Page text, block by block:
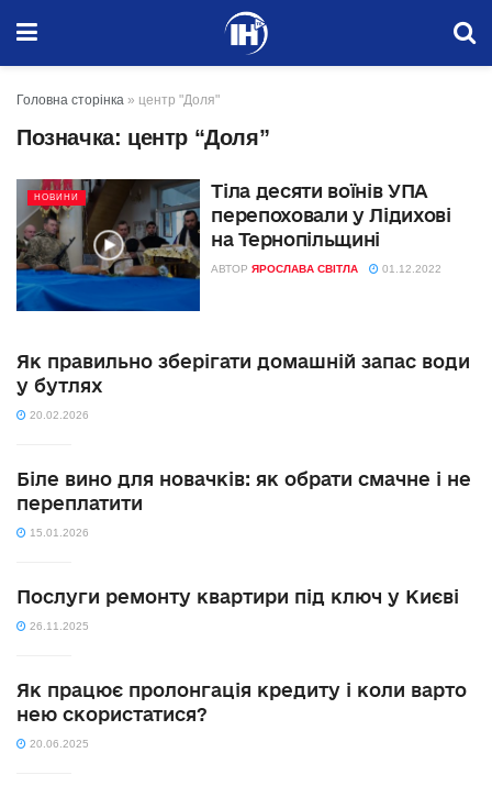
Головна сторінка » центр "Доля"
Позначка: центр “Доля”
НОВИНИ
Тіла десяти воїнів УПА
перепоховали у Лідихові
на Тернопільщині
АВТОР ЯРОСЛАВА СВІТЛА 01.12.2022
Як правильно зберігати домашній запас води
у бутлях
20.02.2026
Біле вино для новачків: як обрати смачне і не
переплатити
15.01.2026
Послуги ремонту квартири під ключ у Києві
26.11.2025
Як працює пролонгація кредиту і коли варто
нею скористатися?
20.06.2025